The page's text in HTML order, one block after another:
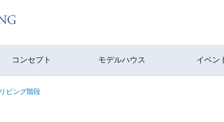
コンセプト モデルハウス イベン
リビング階段